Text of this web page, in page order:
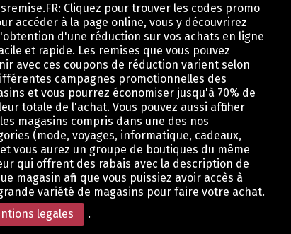
Cliquez pour trouver les codes promo
accéder à la page online, vous y découvrirez
d'une réduction sur vos achats en ligne
et rapide. Les remises que vous pouvez
avec ces coupons de réduction varient selon
campagnes promotionnelles des
et vous pourrez économiser jusqu'à 70% de
totale de l'achat. Vous pouvez aussi afficher
magasins compris dans une des nos
(mode, voyages, informatique, cadeaux,
vous aurez un groupe de boutiques du même
qui offrent des rabais avec la description de
magasin afin que vous puissiez avoir accès à
variété de magasins pour faire votre achat.
legales
.